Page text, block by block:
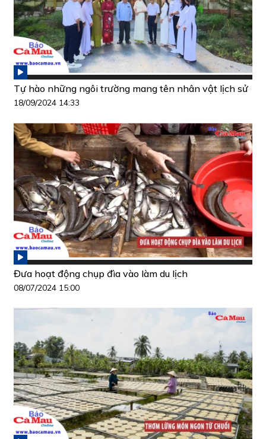
Tự hào những ngôi trường mang tên nhân vật lịch sử
18/09/2024 14:33
Đưa hoạt động chụp đìa vào làm du lịch
08/07/2024 15:00